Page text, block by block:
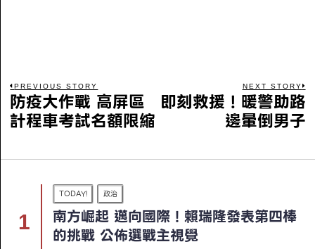
PREVIOUS STORY
防疫大作戰 高屏區
計程車考試名額限縮
NEXT STORY
即刻救援！暖警助路
邊暈倒男子
TODAY! 政治
南方崛起 邁向國際！賴瑞隆發表第四棒
的挑戰 公佈選戰主視覺